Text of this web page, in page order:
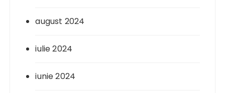
august 2024
iulie 2024
iunie 2024